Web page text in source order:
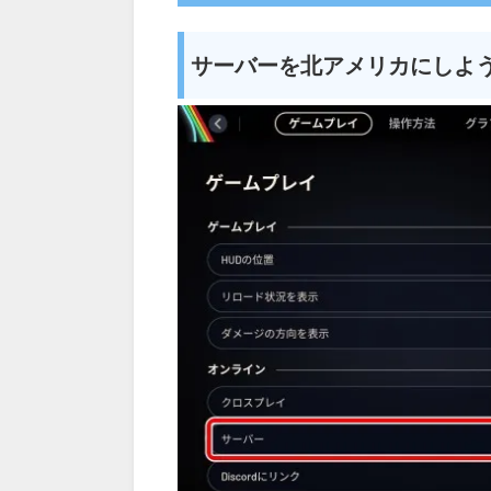
サーバーを北アメリカにしよ